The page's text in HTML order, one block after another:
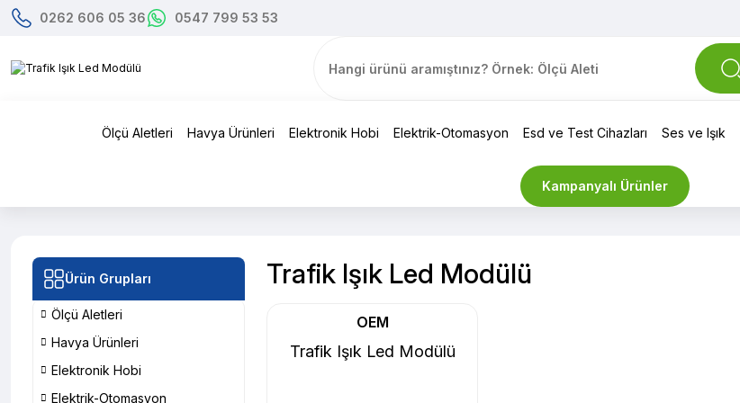
0262 606 05 36 0547 799 53 53
Ölçü Aletleri Havya Ürünleri Elektronik Hobi Elektrik-Otomasyon Esd ve Test Cihazları Ses ve Işık
Kampanyalı Ürünler
Ürün Grupları
Ölçü Aletleri
Havya Ürünleri
Elektronik Hobi
Elektrik-Otomasyon
Trafik Işık Led Modülü
OEM
Trafik Işık Led Modülü